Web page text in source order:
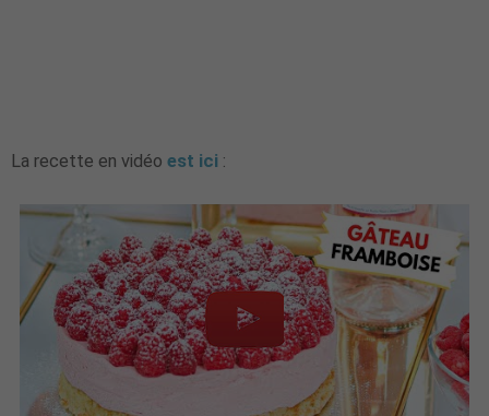
La recette en vidéo est ici :